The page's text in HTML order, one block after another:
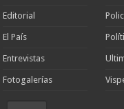
Editorial
El País
Entrevistas
Fotogalerías